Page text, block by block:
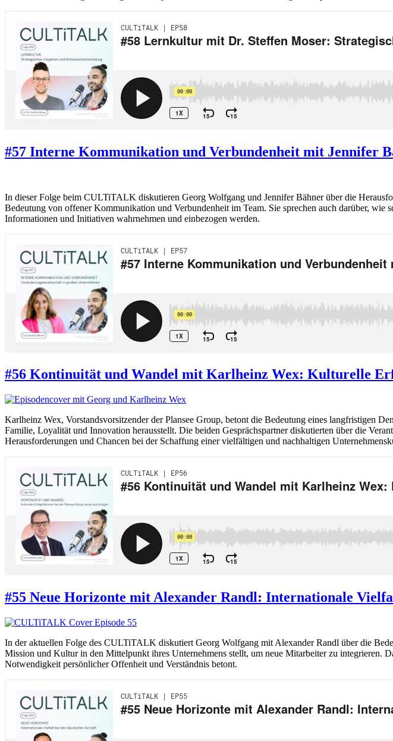
#57 Interne Kommunikation und Verbundenheit mit Jennifer
In dieser Folge beim CULTiTALK diskutieren Georg Wolfgang und Jennifer Bähner über die
Bedeutung von offener Kommunikation und Verbundenheit im Team. Sie sprechen auch darüber,
Informationen und Initiativen wahrnehmen und einbezogen werden.
#56 Kontinuität und Wandel mit Karlheinz Wex: Kulturelle
Karlheinz Wex, Vorstandsvorsitzender der Plansee Group, betont die Bedeutung eines langfristigen
Familie, Loyalität und Innovation herausstellt. Die beiden Gesprächspartner diskutierten über die
Herausforderungen und Chancen bei der Schaffung einer vielfältigen und nachhaltigen
#55 Neue Horizonte mit Alexander Randl: Internationale
In der aktuellen Folge des CULTiTALK diskutiert Georg Wolfgang mit Alexander Randl über die
Mission und Kultur in den Mittelpunkt ihres Unternehmens stellt, um neue Mitarbeiter zu integrieren.
Notwendigkeit persönlicher Offenheit und Verständnis betont.